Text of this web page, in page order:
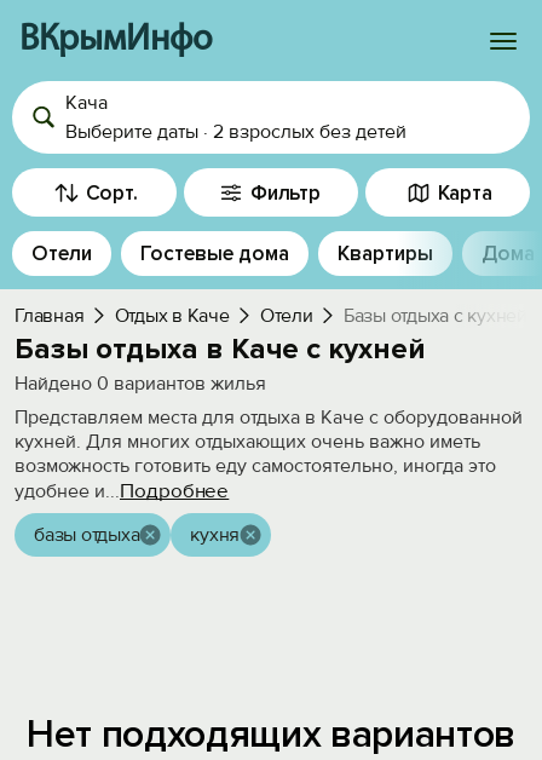
ВКрымИнфо
Войти
Избранное
История просмотра
Добавить свой объект
Кача
Выберите даты · 2 взрослых без детей
Сорт. Фильтр Карта
Отели Гостевые дома Квартиры Дома
Главная Отдых в Каче Отели Базы отдыха с кухней
Базы отдыха в Каче с кухней
Найдено 0 вариантов жилья
Представляем места для отдыха в Каче с оборудованной
кухней. Для многих отдыхающих очень важно иметь
возможность готовить еду самостоятельно, иногда это
удобнее и...Подробнее
базы отдыха кухня
Нет подходящих вариантов